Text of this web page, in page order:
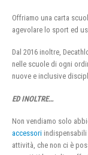
Offriamo una carta
agevolare lo sport ed
Dal 2016 inoltre,
nelle scuole di ogni
nuove e inclusive
ED INOLTRE…
Non vendiamo solo
accessori
attività, che non ci è